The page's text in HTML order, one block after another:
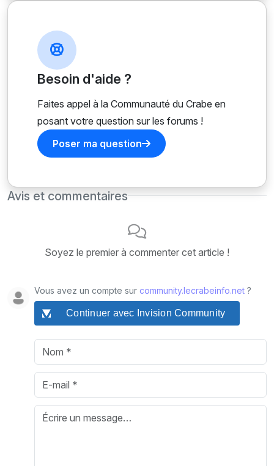
Besoin d'aide ?
Faites appel à la Communauté du Crabe en
posant votre question sur les forums !
Poser ma question
Avis et commentaires
Soyez le premier à commenter cet article !
Vous avez un compte sur community.lecrabeinfo.net ?
Continuer avec Invision Community